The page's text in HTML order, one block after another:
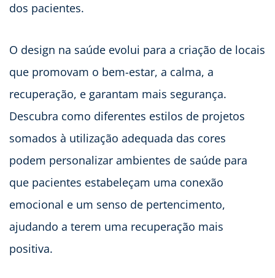
dos pacientes.
O design na saúde evolui para a criação de locais
que promovam o bem-estar, a calma, a
recuperação, e garantam mais segurança.
Descubra como diferentes estilos de projetos
somados à utilização adequada das cores
podem personalizar ambientes de saúde para
que pacientes estabeleçam uma conexão
emocional e um senso de pertencimento,
ajudando a terem uma recuperação mais
positiva.